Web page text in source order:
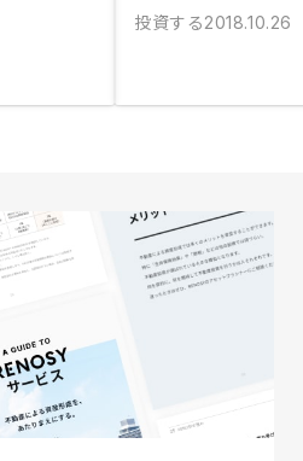
投資する2018.10.26